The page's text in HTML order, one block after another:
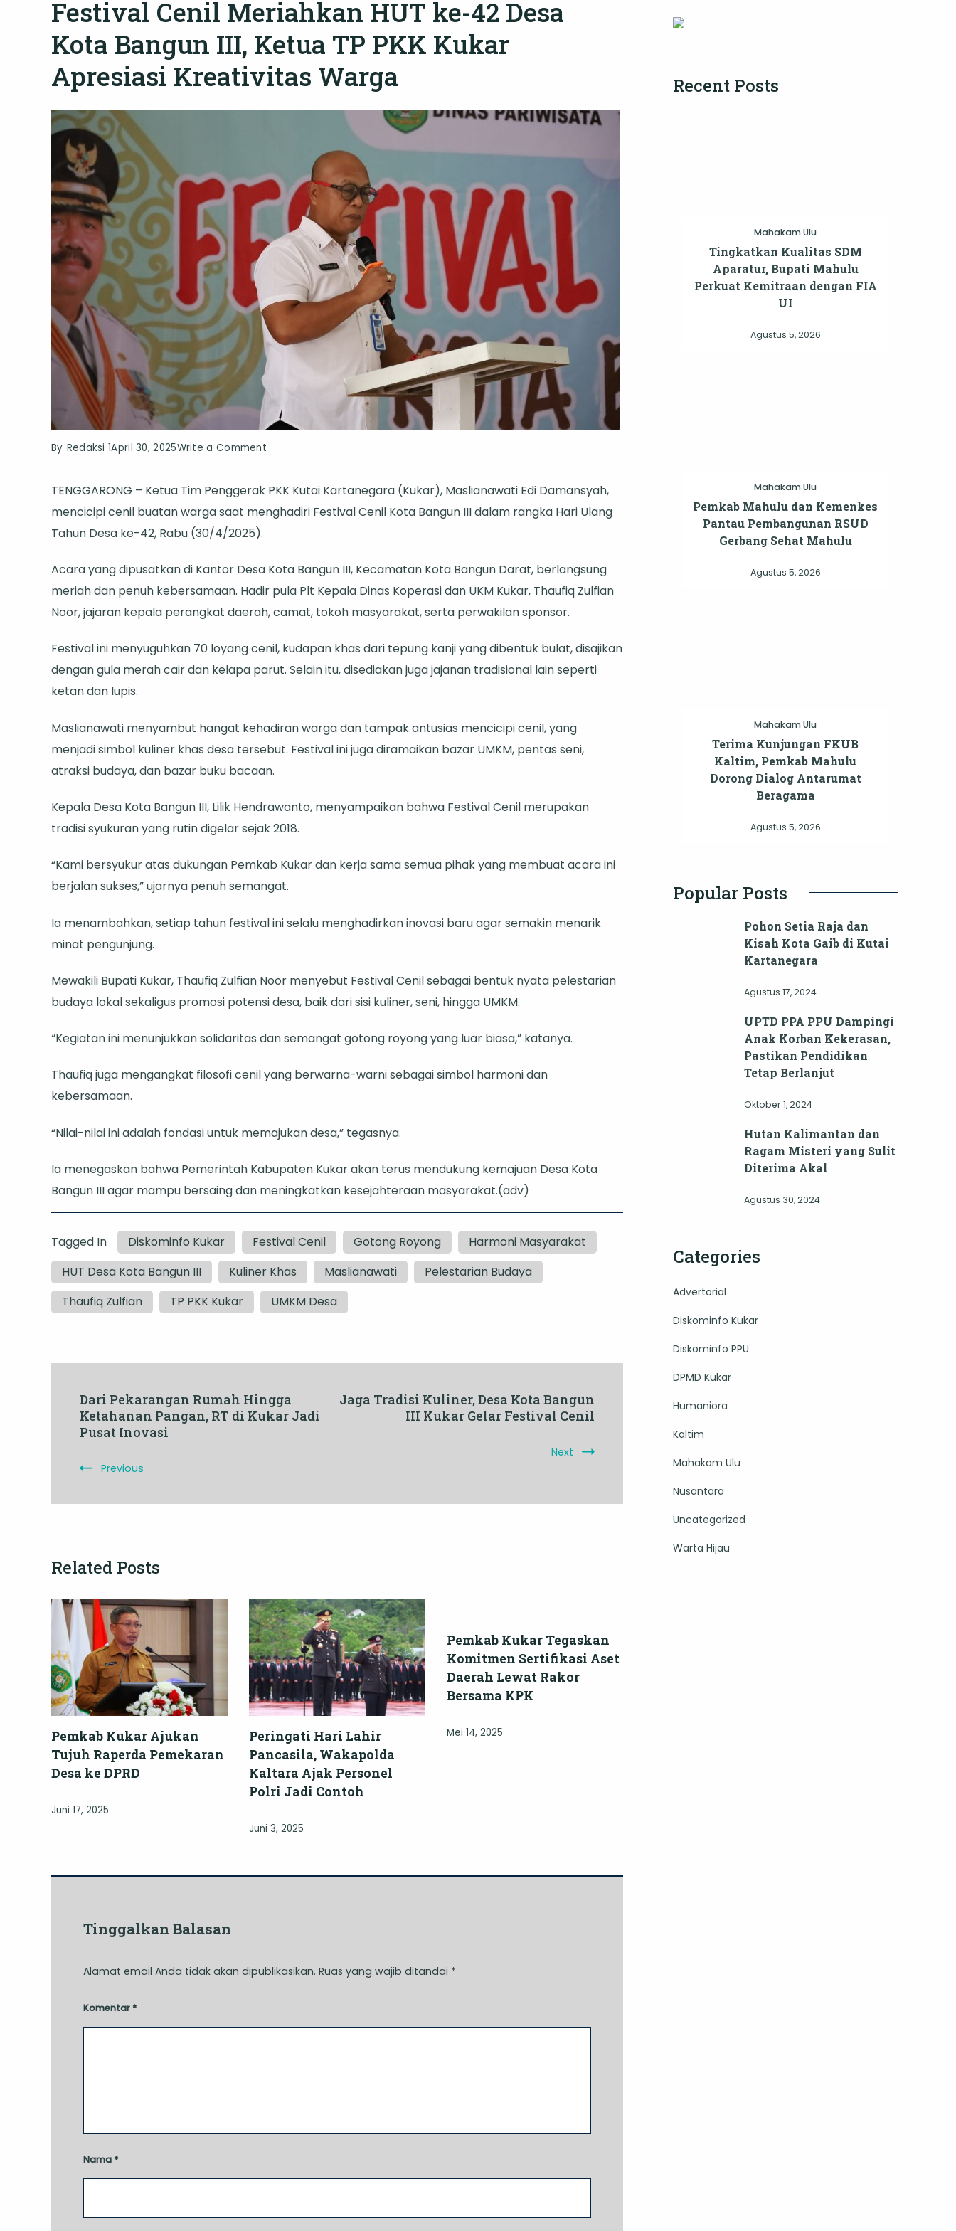
Festival Cenil Meriahkan HUT ke-42 Desa
Kota Bangun III, Ketua TP PKK Kukar
Apresiasi Kreativitas Warga
By Redaksi 1April 30, 2025Write a Comment
Cenil
Meriahkan
42
Desa
Kota
PKK
Kukar
Apresiasi
Warga
TENGGARONG – Ketua Tim Penggerak PKK Kutai Kartanegara (Kukar), Maslianawati Edi Damansyah,
mencicipi cenil buatan warga saat menghadiri Festival Cenil Kota Bangun III dalam rangka Hari Ulang
Tahun Desa ke-42, Rabu (30/4/2025).
Acara yang dipusatkan di Kantor Desa Kota Bangun III, Kecamatan Kota Bangun Darat, berlangsung
meriah dan penuh kebersamaan. Hadir pula Plt Kepala Dinas Koperasi dan UKM Kukar, Thaufiq Zulfian
Noor, jajaran kepala perangkat daerah, camat, tokoh masyarakat, serta perwakilan sponsor.
Festival ini menyuguhkan 70 loyang cenil, kudapan khas dari tepung kanji yang dibentuk bulat, disajikan
dengan gula merah cair dan kelapa parut. Selain itu, disediakan juga jajanan tradisional lain seperti
ketan dan lupis.
Maslianawati menyambut hangat kehadiran warga dan tampak antusias mencicipi cenil, yang
menjadi simbol kuliner khas desa tersebut. Festival ini juga diramaikan bazar UMKM, pentas seni,
atraksi budaya, dan bazar buku bacaan.
Kepala Desa Kota Bangun III, Lilik Hendrawanto, menyampaikan bahwa Festival Cenil merupakan
tradisi syukuran yang rutin digelar sejak 2018.
“Kami bersyukur atas dukungan Pemkab Kukar dan kerja sama semua pihak yang membuat acara ini
berjalan sukses,” ujarnya penuh semangat.
Ia menambahkan, setiap tahun festival ini selalu menghadirkan inovasi baru agar semakin menarik
minat pengunjung.
Mewakili Bupati Kukar, Thaufiq Zulfian Noor menyebut Festival Cenil sebagai bentuk nyata pelestarian
budaya lokal sekaligus promosi potensi desa, baik dari sisi kuliner, seni, hingga UMKM.
“Kegiatan ini menunjukkan solidaritas dan semangat gotong royong yang luar biasa,” katanya.
Thaufiq juga mengangkat filosofi cenil yang berwarna-warni sebagai simbol harmoni dan
kebersamaan.
“Nilai-nilai ini adalah fondasi untuk memajukan desa,” tegasnya.
Ia menegaskan bahwa Pemerintah Kabupaten Kukar akan terus mendukung kemajuan Desa Kota
Bangun III agar mampu bersaing dan meningkatkan kesejahteraan masyarakat.(adv)
Tagged In Diskominfo Kukar Festival Cenil Gotong Royong
Harmoni Masyarakat
HUT Desa Kota Bangun III
Kuliner Khas Maslianawati
Pelestarian Budaya
Thaufiq Zulfian
TP PKK Kukar UMKM Desa
Post
Navigation
Dari Pekarangan Rumah Hingga
Ketahanan Pangan, RT di Kukar Jadi
Pusat Inovasi
Previous
Jaga Tradisi Kuliner, Desa Kota Bangun
III Kukar Gelar Festival Cenil
Next
Related Posts
Pemkab Kukar Ajukan
Tujuh Raperda Pemekaran
Desa ke DPRD
Juni 17, 2025
Peringati Hari Lahir
Pancasila, Wakapolda
Kaltara Ajak Personel
Polri Jadi Contoh
Juni 3, 2025
Pemkab Kukar Tegaskan
Komitmen Sertifikasi Aset
Daerah Lewat Rakor
Bersama KPK
Mei 14, 2025
Tinggalkan Balasan
Alamat email Anda tidak akan dipublikasikan. Ruas yang wajib ditandai *
Komentar *
Nama *
Recent Posts
Mahakam Ulu
Tingkatkan Kualitas SDM
Aparatur, Bupati Mahulu
Perkuat Kemitraan dengan FIA
UI
Agustus 5, 2026
Mahakam Ulu
Pemkab Mahulu dan Kemenkes
Pantau Pembangunan RSUD
Gerbang Sehat Mahulu
Agustus 5, 2026
Mahakam Ulu
Terima Kunjungan FKUB
Kaltim, Pemkab Mahulu
Dorong Dialog Antarumat
Beragama
Agustus 5, 2026
Popular Posts
Pohon Setia Raja dan
Kisah Kota Gaib di Kutai
Kartanegara
Agustus 17, 2024
UPTD PPA PPU Dampingi
Anak Korban Kekerasan,
Pastikan Pendidikan
Tetap Berlanjut
Oktober 1, 2024
Hutan Kalimantan dan
Ragam Misteri yang Sulit
Diterima Akal
Agustus 30, 2024
Categories
Advertorial
Diskominfo Kukar
Diskominfo PPU
DPMD Kukar
Humaniora
Kaltim
Mahakam Ulu
Nusantara
Uncategorized
Warta Hijau